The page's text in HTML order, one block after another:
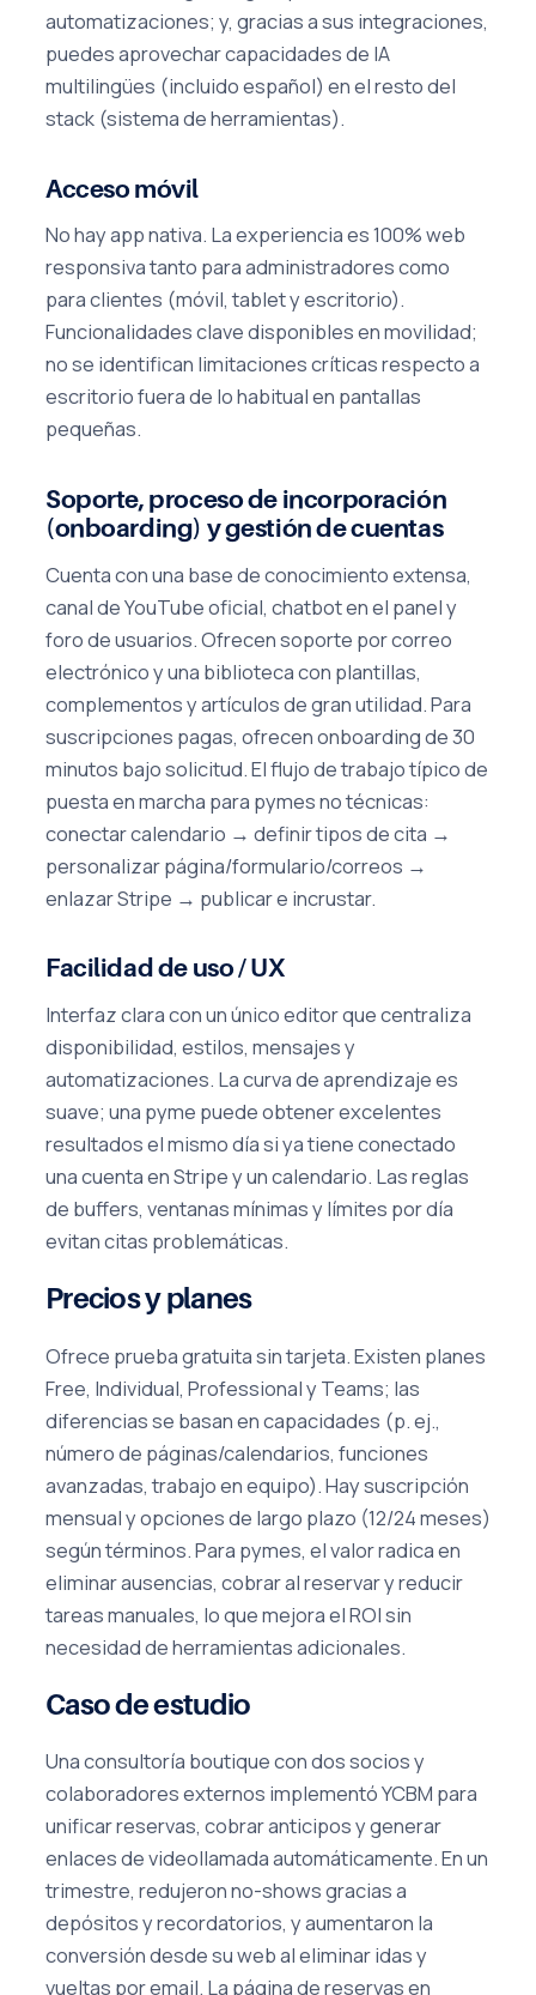
automatizaciones; y, gracias a sus integraciones,
puedes aprovechar capacidades de IA
multilingües (incluido español) en el resto del
stack (sistema de herramientas).
Acceso móvil
No hay app nativa. La experiencia es 100% web
responsiva tanto para administradores como
para clientes (móvil, tablet y escritorio).
Funcionalidades clave disponibles en movilidad;
no se identifican limitaciones críticas respecto a
escritorio fuera de lo habitual en pantallas
pequeñas.
Soporte, proceso de incorporación
(onboarding) y gestión de cuentas
Cuenta con una base de conocimiento extensa,
canal de YouTube oficial, chatbot en el panel y
foro de usuarios. Ofrecen soporte por correo
electrónico y una biblioteca con plantillas,
complementos y artículos de gran utilidad. Para
suscripciones pagas, ofrecen onboarding de 30
minutos bajo solicitud. El flujo de trabajo típico de
puesta en marcha para pymes no técnicas:
conectar calendario → definir tipos de cita →
personalizar página/formulario/correos →
enlazar Stripe → publicar e incrustar.
Facilidad de uso / UX
Interfaz clara con un único editor que centraliza
disponibilidad, estilos, mensajes y
automatizaciones. La curva de aprendizaje es
suave; una pyme puede obtener excelentes
resultados el mismo día si ya tiene conectado
una cuenta en Stripe y un calendario. Las reglas
de buffers, ventanas mínimas y límites por día
evitan citas problemáticas.
Precios y planes
Ofrece prueba gratuita sin tarjeta. Existen planes
Free, Individual, Professional y Teams; las
diferencias se basan en capacidades (p. ej.,
número de páginas/calendarios, funciones
avanzadas, trabajo en equipo). Hay suscripción
mensual y opciones de largo plazo (12/24 meses)
según términos. Para pymes, el valor radica en
eliminar ausencias, cobrar al reservar y reducir
tareas manuales, lo que mejora el ROI sin
necesidad de herramientas adicionales.
Caso de estudio
Una consultoría boutique con dos socios y
colaboradores externos implementó YCBM para
unificar reservas, cobrar anticipos y generar
enlaces de videollamada automáticamente. En un
trimestre, redujeron no-shows gracias a
depósitos y recordatorios, y aumentaron la
conversión desde su web al eliminar idas y
vueltas por email. La página de reservas en